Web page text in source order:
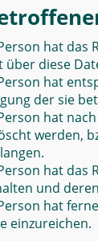
hat
über diese
hat
der sie
hat
werden,
hat das
und
hat
einzureichen.